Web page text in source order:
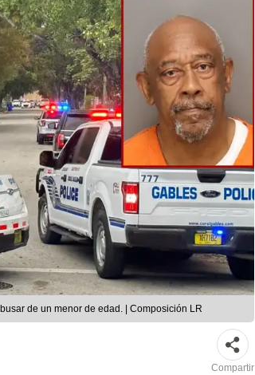
de un menor de edad. | Composición LR
Compartir